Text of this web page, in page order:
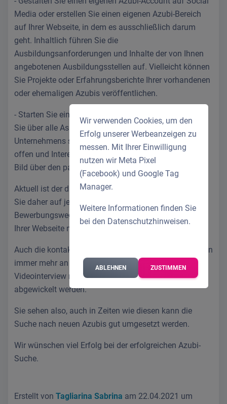
Media oder erstellen Sie einen eigenen Azubi-Bereich
auf Ihrer Webseite, in dem es ausschließlich darum
geht. Inhaltlich führen Sie die
Ausbildungsanforderungen und Inhalte der von Ihnen
angebotenen Ausbildungsstellen auf. Vielleicht können
Sie Projekte oder Erfahrungsberichte Ihrer vorhandenen
oder ehemaligen Azubis veröffentlichen.
- Starten Sie eine Youtube- oder Podcast-Reihe, in der
Sie über alle Aspekte der Ausbildungsberufe Ihres
Unternehmens sprechen. So bleiben wenige Fragen
offen und Interessenten können sich ein ausführliches
Bild über den passenden Beruf bei Ihnen machen.
Aktuell ist der digitale Weg fast unumgänglich. Bieten
Sie daher auf jeden Fall die Möglichkeit des digitalen
Bewerbungsweges an. Ob per E-Mail oder direkt auf
Ihrer Webseite mit einem Bewerbungsformular.
Auch die kontaktlosen Bewerbungsgespräche gewinnen
immer mehr an Zuspruch und können einfach über ein
Videointerview mit einer Videotelefonsoftware
abgewickelt werden.
Sie sehen also, auch in Zeiten wie diesen kann die
Suche nach neuen Azubis gut umgesetzt werden.
Wir wünschen viel Erfolg bei der erfolgreichen Azubi-
Suche.
Erstellt von Tagliarina Sabrina am 22.04.2021 um
Wir verwenden Cookies, um den
Erfolg unserer Werbeanzeigen zu
messen. Mit Ihrer Einwilligung
nutzen wir Meta Pixel
(Facebook) und Google Tag
Manager.
Weitere Informationen finden Sie
bei den Datenschutzhinweisen.
ABLEHNEN ZUSTIMMEN